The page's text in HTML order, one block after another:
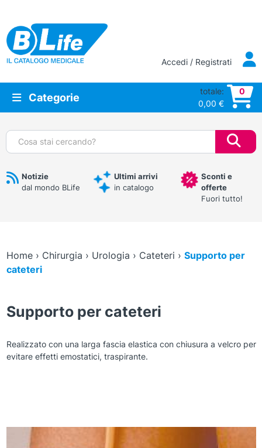
Vai al contenuto principale
Accedi / Registrati
Categorie
totale:
0,00 €
0
Cerca:
Notizie
dal mondo BLife
Ultimi arrivi
in catalogo
Sconti e
offerte
Fuori tutto!
Home› Chirurgia › Urologia › Cateteri › Supporto per
cateteri
Supporto per cateteri
Realizzato con una larga fascia elastica con chiusura a velcro per
evitare effetti emostatici, traspirante.